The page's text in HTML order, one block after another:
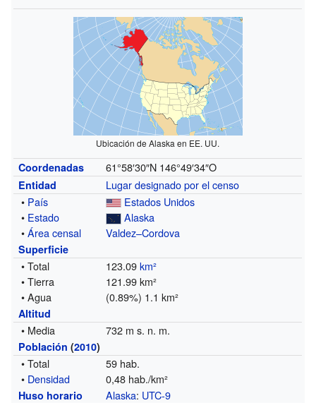
Ubicación de Alaska en EE. UU.
Coordenadas 61°58′30″N 146°49′34″O
Entidad
Lugar designado por el censo
• País
Estados Unidos
• Estado
Alaska
•Área censal Valdez–Cordova
Superficie
• Total 123.09km²
• Tierra
121.99 km²
• Agua
(0.89%) 1.1 km²
Altitud
• Media 732 m s. n. m.
Población (2010)
• Total
59 hab.
• Densidad 0,48 hab./km²
Huso horario Alaska: UTC-9